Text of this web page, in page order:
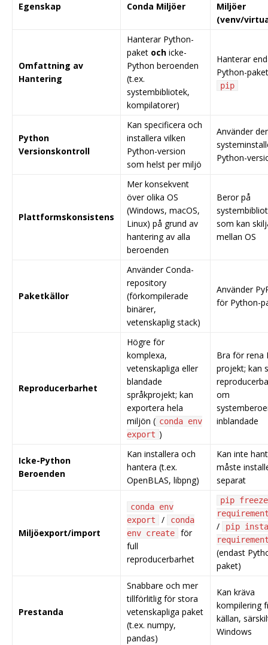
Egenskap Conda Miljöer
Miljöer
(venv/
Omfattning av
Hantering
Hanterar Python-
paket och icke-
Python beroenden
(t.ex.
systembibliotek,
kompilatorer)
Hanterar
Python-
pip
Python
Versionskontroll
Kan specificera och
installera vilken
Python-version
som helst per miljö
Använder
Python-
Plattformskonsistens
Mer konsekvent
över olika OS
(Windows, macOS,
Linux) på grund av
hantering av alla
beroenden
Beror på
som kan
mellan OS
Paketkällor
Använder Conda-
repository
(förkompilerade
binärer,
vetenskaplig stack)
Använder
för Python-
Reproducerbarhet
Högre för
komplexa,
vetenskapliga eller
blandade
språkprojekt; kan
exportera hela
miljön ( conda env
export )
Bra för rena
projekt; kan
om
inblandade
Icke-Python
Beroenden
Kan installera och
hantera (t.ex.
OpenBLAS, libpng)
Kan inte
måste
separat
Miljöexport/import
conda env
export
/
conda
env create
för
full
reproducerbarhet
pip
/
pip
(endast
paket)
Prestanda
Snabbare och mer
tillförlitlig för stora
vetenskapliga paket
(t.ex. numpy,
pandas)
Kan kräva
kompilering
källan,
Windows